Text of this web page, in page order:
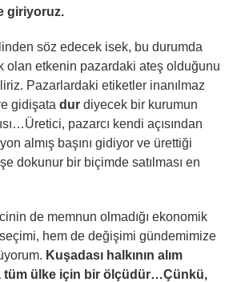
giriyoruz.
söz edecek isek, bu durumda
olan etkenin pazardaki ateş olduğunu
Pazarlardaki etiketler inanılmaz
gidişata dur diyecek bir kurumun
pazarcı kendi açısından
almış başını gidiyor ve ürettiği
dokunur bir biçimde satılması en
de memnun olmadığı ekonomik
hem de değişimi gündemimize
Kuşadası halkının alım
tüm ülke için bir ölçüdür…Çünkü,